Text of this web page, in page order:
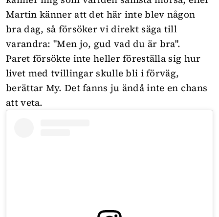
Martin känner att det här inte blev någon
bra dag, så försöker vi direkt säga till
varandra: "Men jo, gud vad du är bra".
Paret försökte inte heller föreställa sig hur
livet med tvillingar skulle bli i förväg,
berättar My. Det fanns ju ändå inte en chans
att veta.